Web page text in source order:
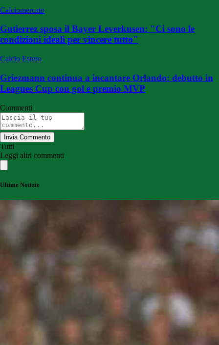
Calciomercato
Gutierrez sposa il Bayer Leverkusen: "Ci sono le
condizioni ideali per vincere tutto"
Calcio Estero
Griezmann continua a incantare Orlando: debutto in
Leagues Cup con gol e premio MVP
Commenti
Invia Commento
Tutti
Leggi altri commenti
Ultime Notizie